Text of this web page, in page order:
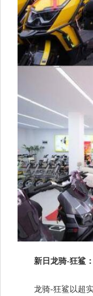
新日龙骑-狂鲨
龙骑-狂鲨以超